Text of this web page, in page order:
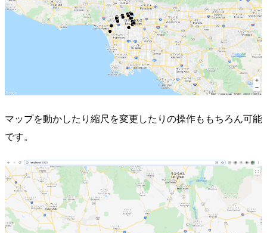
マップを動かしたり縮尺を変更したりの操作ももちろん可能
です。